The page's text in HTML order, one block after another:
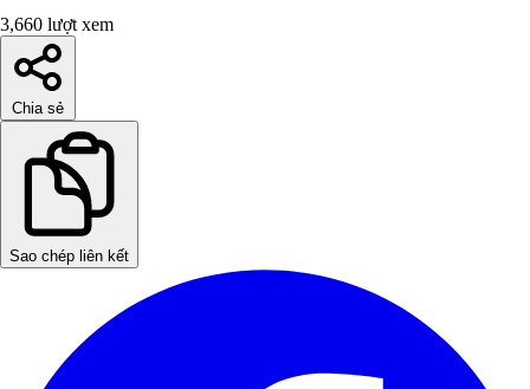
3,660 lượt xem
Chia sẻ
Sao chép liên kết